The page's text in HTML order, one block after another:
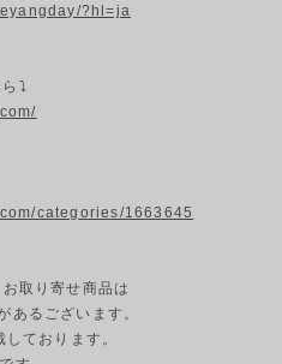
?hl=ja
⤵
categories/1663645
取り寄せ商品は
あるございます。
ております。